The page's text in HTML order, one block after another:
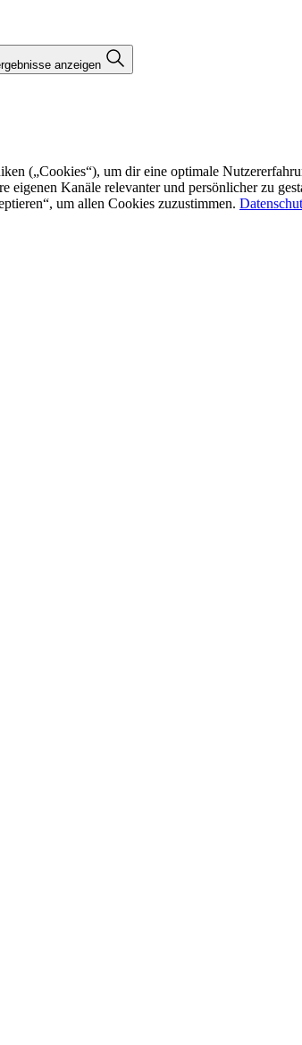
anzeigen
(„Cookies“), um dir eine optimale
eigenen Kanäle relevanter und persönlicher zu
um allen Cookies zuzustimmen.